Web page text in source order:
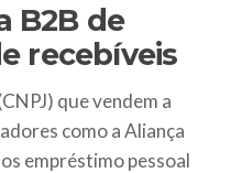
B2B de
recebíveis
que vendem a
como a Aliança
empréstimo pessoal